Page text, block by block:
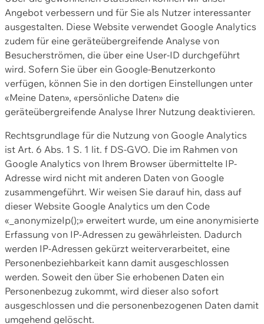
Angebot verbessern und für Sie als Nutzer interessanter
ausgestalten. Diese Website verwendet Google Analytics
zudem für eine geräteübergreifende Analyse von
Besucherströmen, die über eine User-ID durchgeführt
wird. Sofern Sie über ein Google-Benutzerkonto
verfügen, können Sie in den dortigen Einstellungen unter
«Meine Daten», «persönliche Daten» die
geräteübergreifende Analyse Ihrer Nutzung deaktivieren.
Rechtsgrundlage für die Nutzung von Google Analytics
ist Art. 6 Abs. 1 S. 1 lit. f DS-GVO. Die im Rahmen von
Google Analytics von Ihrem Browser übermittelte IP-
Adresse wird nicht mit anderen Daten von Google
zusammengeführt. Wir weisen Sie darauf hin, dass auf
dieser Website Google Analytics um den Code
«_anonymizeIp();» erweitert wurde, um eine anonymisierte
Erfassung von IP-Adressen zu gewährleisten. Dadurch
werden IP-Adressen gekürzt weiterverarbeitet, eine
Personenbeziehbarkeit kann damit ausgeschlossen
werden. Soweit den über Sie erhobenen Daten ein
Personenbezug zukommt, wird dieser also sofort
ausgeschlossen und die personenbezogenen Daten damit
umgehend gelöscht.